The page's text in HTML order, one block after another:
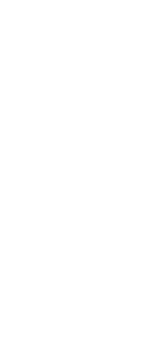
oder Palladium
ist in erster
der